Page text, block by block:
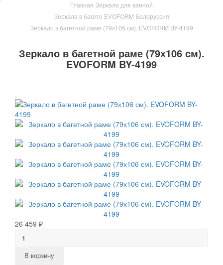
Главная Зеркала для ванной
Зеркала в багете EVOFORM Белоруссия
Зеркало в багетной раме (79х106 см). EVOFORM BY-4199
Зеркало в багетной раме (79х106 см).
EVOFORM BY-4199
26 459 ₽
В корзину